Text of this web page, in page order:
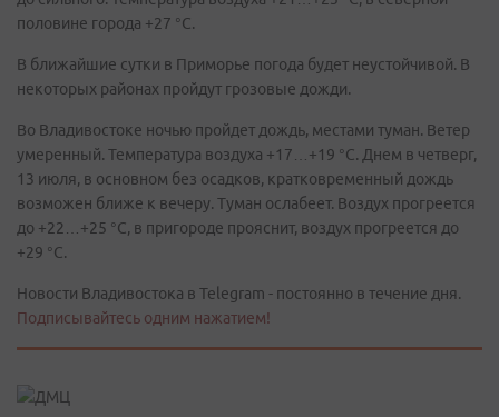
половине города +27 °С.
В ближайшие сутки в Приморье погода будет неустойчивой. В
некоторых районах пройдут грозовые дожди.
Во Владивостоке ночью пройдет дождь, местами туман. Ветер
умеренный. Температура воздуха +17…+19 °С. Днем в четверг,
13 июля, в основном без осадков, кратковременный дождь
возможен ближе к вечеру. Туман ослабеет. Воздух прогреется
до +22…+25 °С, в пригороде прояснит, воздух прогреется до
+29 °С.
Новости Владивостока в Telegram - постоянно в течение дня.
Подписывайтесь одним нажатием!